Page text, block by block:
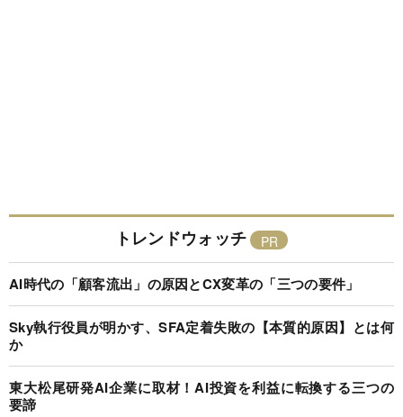
トレンドウォッチ
AI時代の「顧客流出」の原因とCX変革の「三つの要件」
Sky執行役員が明かす、SFA定着失敗の【本質的原因】とは何
か
東大松尾研発AI企業に取材！AI投資を利益に転換する三つの
要諦